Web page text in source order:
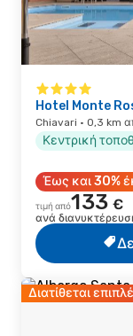
Hotel Monte
Chiavari · 0,3 km
Κεντρική
Έως και 30%
τιμή από133 €
ανά
Διατίθεται